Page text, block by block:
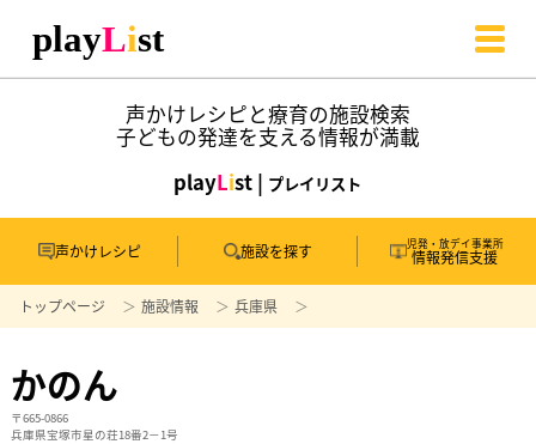
声かけレシピと療育の施設検索
子どもの発達を支える情報が満載
playList | プレイリスト
声かけレシピ 施設を探す 児発・放デイ事業所
情報発信支援
トップページ 施設情報 兵庫県
かのん
〒665-0866
兵庫県宝塚市星の荘18番2－1号